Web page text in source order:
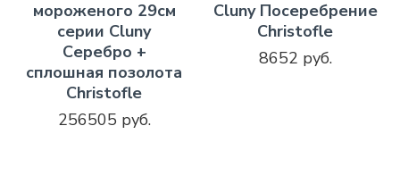
мороженого 29см
серии Cluny
Серебро +
сплошная позолота
Christofle
256505 руб.
Cluny Посеребрение
Christofle
8652 руб.